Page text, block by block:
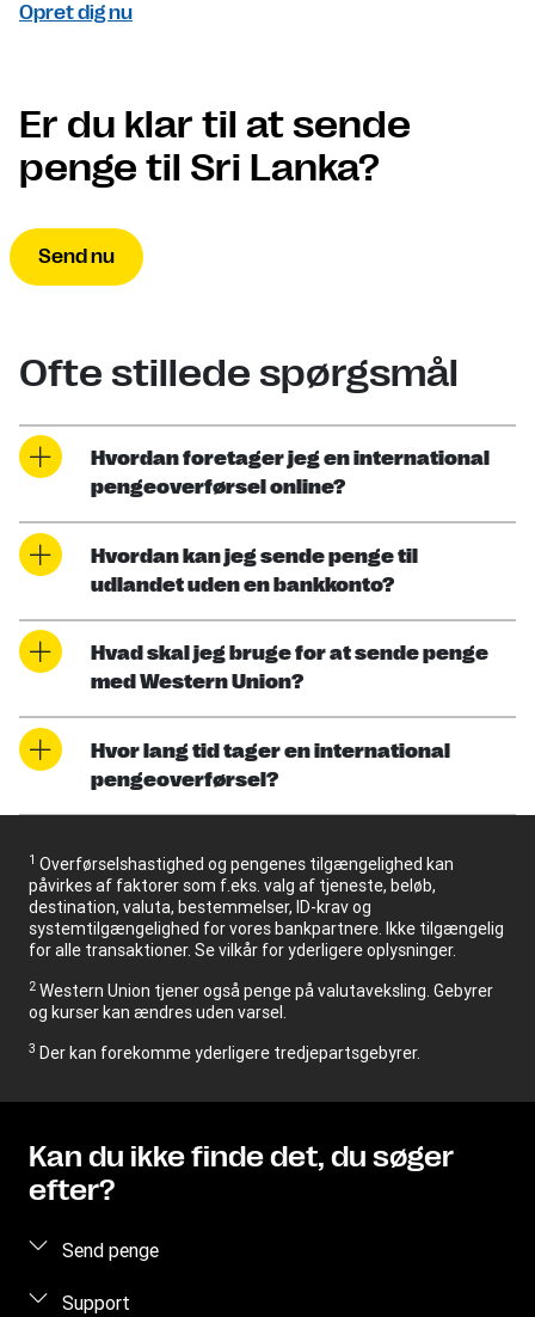
Opret dig nu
Er du klar til at sende
penge til Sri Lanka?
Send nu
Ofte stillede spørgsmål
Hvordan foretager jeg en international
pengeoverførsel online?
Hvordan kan jeg sende penge til
udlandet uden en bankkonto?
Hvad skal jeg bruge for at sende penge
med Western Union?
Hvor lang tid tager en international
pengeoverførsel?
1 Overførselshastighed og pengenes tilgængelighed kan
påvirkes af faktorer som f.eks. valg af tjeneste, beløb,
destination, valuta, bestemmelser, ID-krav og
systemtilgængelighed for vores bankpartnere. Ikke tilgængelig
for alle transaktioner. Se vilkår for yderligere oplysninger.
2 Western Union tjener også penge på valutaveksling. Gebyrer
og kurser kan ændres uden varsel.
3 Der kan forekomme yderligere tredjepartsgebyrer.
Kan du ikke finde det, du søger
efter?
Send penge
Send penge online
Support